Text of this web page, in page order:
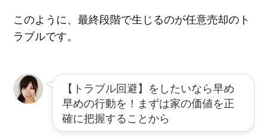
このように、最終段階で生じるのが任意売却のト
ラブルです。
【トラブル回避】をしたいなら早め
早めの行動を！まずは家の価値を正
確に把握することから